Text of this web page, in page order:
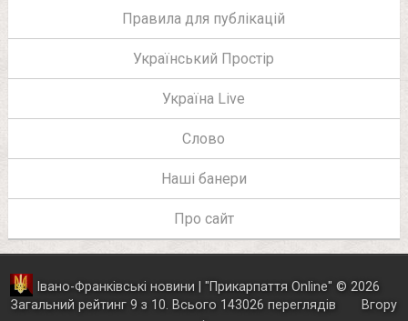
Правила для публікацій
Український Простір
Україна Live
Слово
Наші банери
Про сайт
Івано-Франківські новини | "Прикарпаття Online" © 2026
Загальний рейтинг 9 з 10. Всього 143026 переглядів
Вгору